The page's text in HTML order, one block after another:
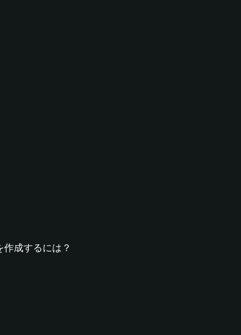
成するには？